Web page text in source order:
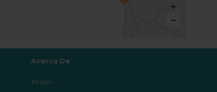
Acerca De
Misión